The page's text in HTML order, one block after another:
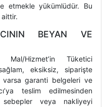
etmekle yükümlüdür. Bu
aittir.
BEYAN VE
Mal/Hizmet’in Tüketici
eksiksiz, siparişte
garanti belgeleri ve
teslim edilmesinden
sebepler veya nakliyeyi